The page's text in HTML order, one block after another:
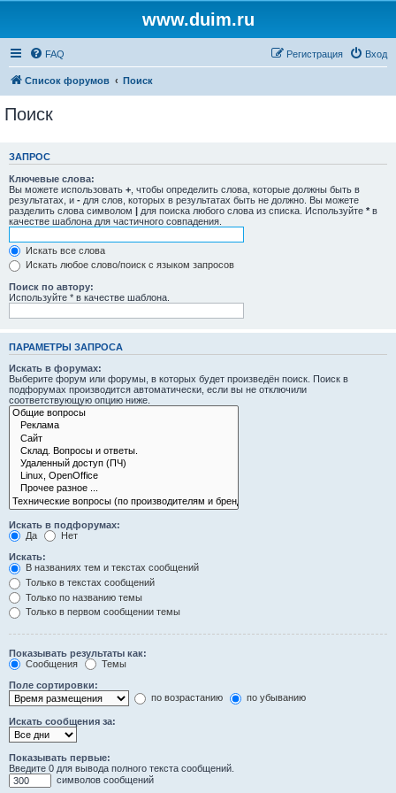
www.duim.ru
FAQ Вход
Регистрация
Список форумов Поиск
Поиск
ЗАПРОС
Ключевые слова:
Вы можете использовать + , чтобы определить слова, которые должны быть в
результатах, и - для слов, которых в результатах быть не должно. Вы можете
разделить слова символом | для поиска любого слова из списка. Используйте * в
качестве шаблона для частичного совпадения.
Искать все слова
Искать любое слово/поиск с языком запросов
Поиск по автору:
Используйте * в качестве шаблона.
ПАРАМЕТРЫ ЗАПРОСА
Искать в форумах:
Выберите форум или форумы, в которых будет произведён поиск. Поиск в
подфорумах производится автоматически, если вы не отключили
соответствующую опцию ниже.
Искать в подфорумах:
Да
Нет
Искать:
В названиях тем и текстах сообщений
Только в текстах сообщений
Только по названию темы
Только в первом сообщении темы
Показывать результаты как:
Сообщения
Темы
Поле сортировки:
по возрастанию
по убыванию
Искать сообщения за:
Показывать первые:
Введите 0 для вывода полного текста сообщений.
символов сообщений